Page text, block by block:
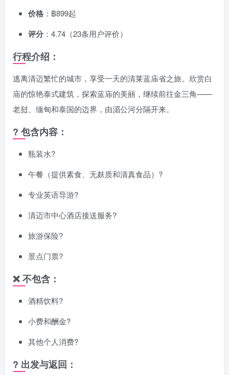
价格 ：฿899起
评分 ：4.74（23条用户评价）
行程介绍：
逃离清迈繁忙的城市，享受一天的清莱蓝庙省之旅。欣赏白
庙的惊艳泰式建筑，探索蓝庙的美丽，继续前往金三角——
老挝、缅甸和泰国的边界，由湄公河分隔开来。
? 包含内容：
瓶装水?
午餐（提供素食、无麸质和清真食品）?️
专业英语导游?️
清迈市中心酒店接送服务?
旅游保险?
景点门票?
❌ 不包含：
酒精饮料?
小费和酬金?
其他个人消费?️
? 出发与返回：